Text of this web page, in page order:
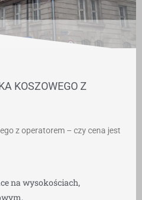
KOSZOWEGO Z
z operatorem – czy cena jest
na wysokościach,
,